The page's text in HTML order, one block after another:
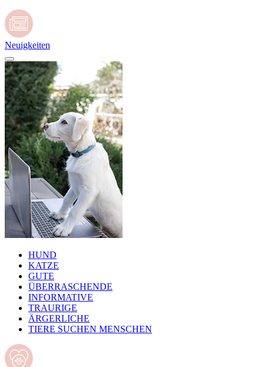
Neuigkeiten
HUND
KATZE
GUTE
ÜBERRASCHENDE
INFORMATIVE
TRAURIGE
ÄRGERLICHE
TIERE SUCHEN MENSCHEN